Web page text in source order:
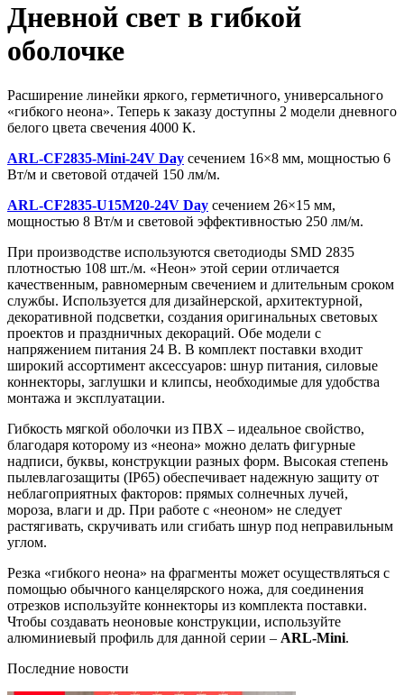
Дневной свет в гибкой
оболочке
Расширение линейки яркого, герметичного, универсального
«гибкого неона». Теперь к заказу доступны 2 модели дневного
белого цвета свечения 4000 К.
ARL-CF2835-Mini-24V Day сечением 16×8 мм, мощностью 6
Вт/м и световой отдачей 150 лм/м.
ARL-CF2835-U15M20-24V Day сечением 26×15 мм,
мощностью 8 Вт/м и световой эффективностью 250 лм/м.
При производстве используются светодиоды SMD 2835
плотностью 108 шт./м. «Неон» этой серии отличается
качественным, равномерным свечением и длительным сроком
службы. Используется для дизайнерской, архитектурной,
декоративной подсветки, создания оригинальных световых
проектов и праздничных декораций. Обе модели с
напряжением питания 24 В. В комплект поставки входит
широкий ассортимент аксессуаров: шнур питания, силовые
коннекторы, заглушки и клипсы, необходимые для удобства
монтажа и эксплуатации.
Гибкость мягкой оболочки из ПВХ – идеальное свойство,
благодаря которому из «неона» можно делать фигурные
надписи, буквы, конструкции разных форм. Высокая степень
пылевлагозащиты (IP65) обеспечивает надежную защиту от
неблагоприятных факторов: прямых солнечных лучей,
мороза, влаги и др. При работе с «неоном» не следует
растягивать, скручивать или сгибать шнур под неправильным
углом.
Резка «гибкого неона» на фрагменты может осуществляться с
помощью обычного канцелярского ножа, для соединения
отрезков используйте коннекторы из комплекта поставки.
Чтобы создавать неоновые конструкции, используйте
алюминиевый профиль для данной серии – ARL-Mini.
Последние новости